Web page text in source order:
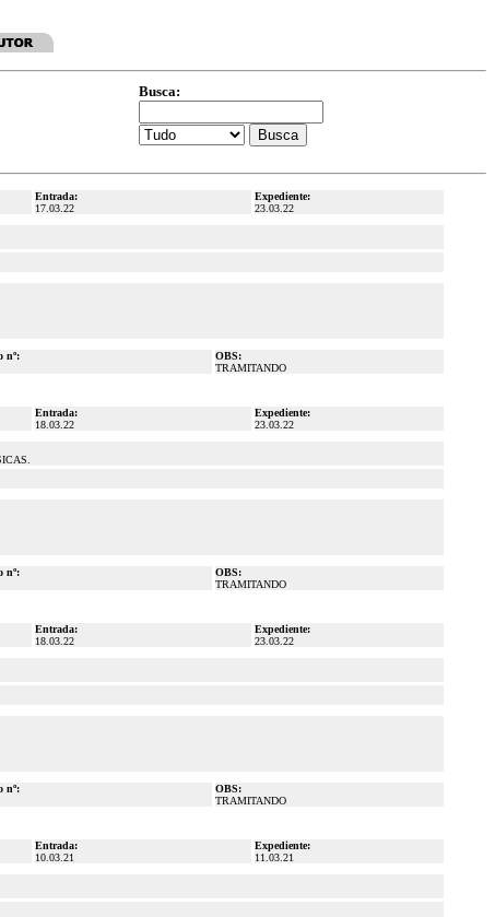
Busca:
Entrada:
17.03.22
Expediente:
23.03.22
nº:
OBS:
TRAMITANDO
Entrada:
18.03.22
Expediente:
23.03.22
nº:
OBS:
TRAMITANDO
Entrada:
18.03.22
Expediente:
23.03.22
nº:
OBS:
TRAMITANDO
Entrada:
10.03.21
Expediente:
11.03.21